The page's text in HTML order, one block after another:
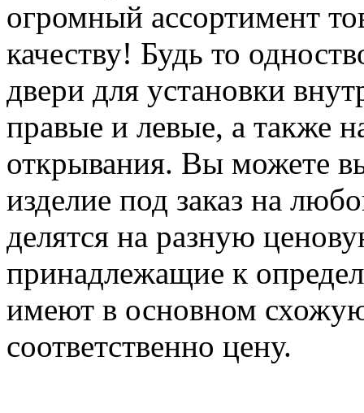
огромный ассортимент
качеству! Будь то
двери для установки
правые и левые, а также
открывания. Вы можете
изделие под заказ на
делятся на разную
принадлежащие к
имеют в основном
соответственно цену.